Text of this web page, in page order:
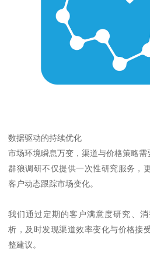
数据驱动的持续优化
市场环境瞬息万变，渠道与价格策略需
群狼调研不仅提供一次性研究服务，
客户动态跟踪市场变化。
我们通过定期的客户满意度研究、
析，及时发现渠道效率变化与价格接
整建议。